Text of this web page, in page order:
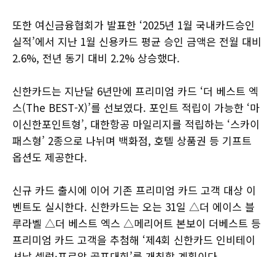
또한 여신금융협회가 발표한 ‘2025년 1월 국내카드승인
실적’에서 지난 1월 신용카드 평균 승인 금액은 전월 대비
2.6%, 전년 동기 대비 2.2% 상승했다.
신한카드는 지난달 6년만에 프리미엄 카드 ‘더 베스트 엑
스(The BEST-X)’를 선보였다. 포인트 적립이 가능한 ‘마
이신한포인트형’, 대한항공 마일리지를 적립하는 ‘스카이
패스형’ 2종으로 나뉘며 백화점, 호텔 상품권 등 기프트
옵션도 제공한다.
신규 카드 출시에 이어 기존 프리미엄 카드 고객 대상 이
벤트도 실시한다. 신한카드는 오는 31일 △더 에이스 블
루라벨 △더 베스트 엑스 △메리어트 본보이 더베스트 등
프리미엄 카드 고객을 추첨해 ‘제4회 신한카드 인비테이